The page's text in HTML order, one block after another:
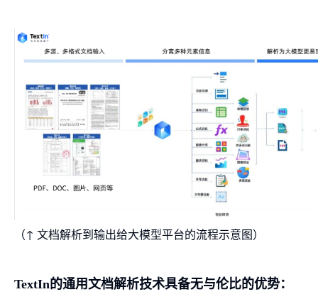
（↑ 文档解析到输出给大模型平台的流程示意图）
TextIn的通用文档解析技术具备无与伦比的优势：